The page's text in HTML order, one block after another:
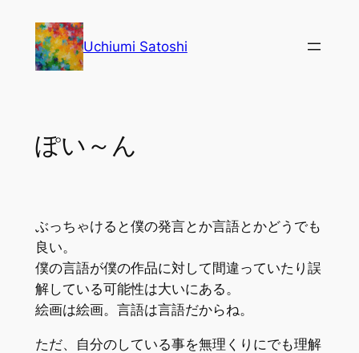
Uchiumi Satoshi
ぽい～ん
ぶっちゃけると僕の発言とか言語とかどうでも
良い。
僕の言語が僕の作品に対して間違っていたり誤
解している可能性は大いにある。
絵画は絵画。言語は言語だからね。
ただ、自分のしている事を無理くりにでも理解